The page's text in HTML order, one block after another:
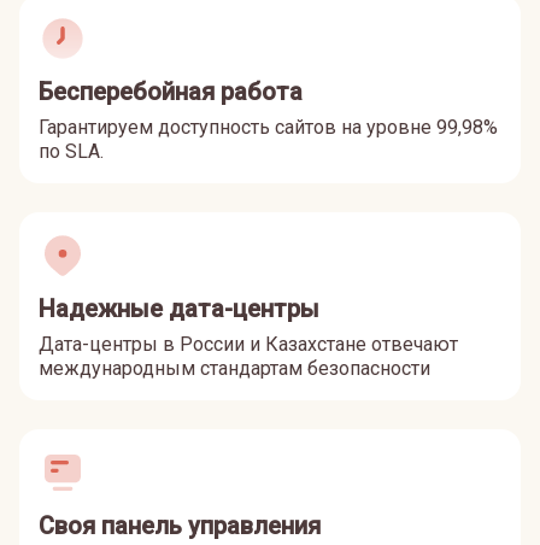
Бесперебойная работа
Гарантируем доступность сайтов на уровне 99,98%
по SLA.
Надежные дата-центры
Дата-центры в России и Казахстане отвечают
международным стандартам безопасности
Своя панель управления